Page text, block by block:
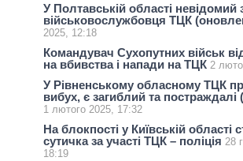
У Полтавській області невідомий
військовослужбовця ТЦК
2025, 12:18
Командувач Сухопутних військ
на вбивства і напади на ТЦК 2
У Рівненському обласному ТЦК
вибух, є загиблий та
1 лютого 2025, 17:32
На блокпості у Київській області
сутичка за участі ТЦК – поліція 28
18:19